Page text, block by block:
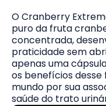
O Cranberry
puro da fruta
concentrada,
praticidade sem
apenas uma
os benefícios
mundo por sua
saúde do trato